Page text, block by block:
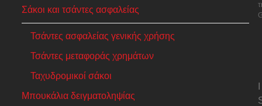
Σάκοι και τσάντες ασφαλείας
Τσάντες ασφαλείας γενικής χρήσης
Τσάντες μεταφοράς χρημάτων
Ταχυδρομικοί σάκοι
Μπουκάλια δειγματοληψίας